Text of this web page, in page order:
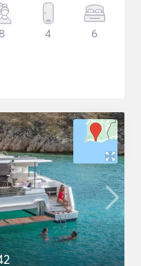
8 4 6